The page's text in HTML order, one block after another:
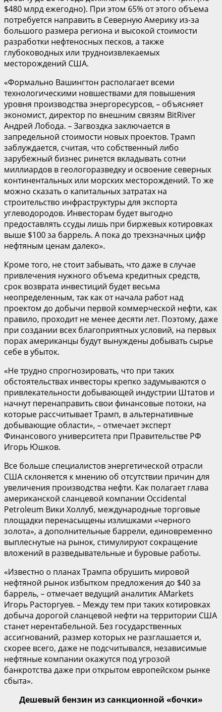
$480 млрд ежегодно). При этом 65% от этого объема
потребуется направить в Северную Америку из-за
большого размера региона и высокой стоимости
разработки нефтеносных песков, а также
глубоководных или трудноизвлекаемых
месторождений США.
«Формально Вашингтон располагает всеми
технологическими новшествами для повышения
уровня производства энергоресурсов, – объясняет
экономист, директор по внешним связям BitRiver
Андрей Лобода. – Загвоздка заключается в
запредельной стоимости новых проектов. Трамп
заблуждается, считая, что собственный либо
зарубежный бизнес ринется вкладывать сотни
миллиардов в геологоразведку и освоение северных
континентальных или морских месторождений. То же
можно сказать о капитальных затратах на
строительство инфраструктуры для экспорта
углеводородов. Инвесторам будет выгодно
предоставлять ссуды лишь при биржевых котировках
выше $100 за баррель. А пока до трехзначных цифр
нефтяным ценам далеко».
Кроме того, не стоит забывать, что даже в случае
привлечения нужного объема кредитных средств,
срок возврата инвестиций будет весьма
неопределенным, так как от начала работ над
проектом до добычи первой коммерческой нефти, как
правило, проходит не менее десяти лет. Поэтому, даже
при создании всех благоприятных условий, на первых
порах американцы будут вынуждены добывать сырье
себе в убыток.
«Не трудно спрогнозировать, что при таких
обстоятельствах инвесторы крепко задумываются о
привлекательности добывающей индустрии Штатов и
начнут перенаправить свои финансовые потоки, на
которые рассчитывает Трамп, в альтернативные
добывающие области», – отмечает эксперт
Финансового университета при Правительстве РФ
Игорь Юшков.
Все больше специалистов энергетической отрасли
США склоняется к мнению об отсутствии причин для
увеличения производства нефти. Как полагает глава
американской сланцевой компании Occidental
Petroleum Вики Холлуб, международные торговые
площадки перенасыщены излишками «черного
золота», а дополнительные баррели, единовременно
выплеснутые на рынок, стимулируют сокращение
вложений в разведывательные и буровые работы.
«Известно о планах Трампа обрушить мировой
нефтяной рынок избытком предложения до $40 за
баррель, – отмечает ведущий аналитик AMarkets
Игорь Расторгуев. – Между тем при таких котировках
добыча дорогой сланцевой нефти на территории США
станет нерентабельной. Без государственных
ассигнований, размер которых не разглашается и,
скорее всего, даже не подсчитывался, независимые
нефтяные компании окажутся под угрозой
банкротства даже при открытом европейском рынке
сбыта».
Дешевый бензин из санкционной «бочки»